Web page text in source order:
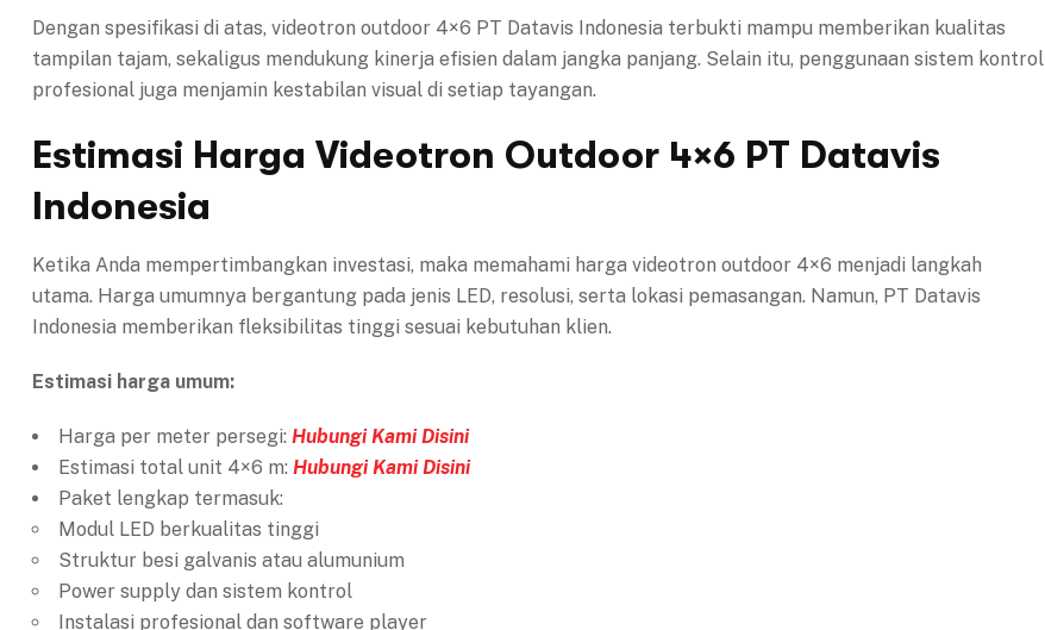
Dengan spesifikasi di atas, videotron outdoor 4×6 PT Datavis Indonesia terbukti mampu memberikan kualitas
tampilan tajam, sekaligus mendukung kinerja efisien dalam jangka panjang. Selain itu, penggunaan sistem kontrol
profesional juga menjamin kestabilan visual di setiap tayangan.
Estimasi Harga Videotron Outdoor 4×6 PT Datavis
Indonesia
Ketika Anda mempertimbangkan investasi, maka memahami harga videotron outdoor 4×6 menjadi langkah
utama. Harga umumnya bergantung pada jenis LED, resolusi, serta lokasi pemasangan. Namun, PT Datavis
Indonesia memberikan fleksibilitas tinggi sesuai kebutuhan klien.
Estimasi harga umum:
Harga per meter persegi: Hubungi Kami Disini
Estimasi total unit 4×6 m: Hubungi Kami Disini
Paket lengkap termasuk:
Modul LED berkualitas tinggi
Struktur besi galvanis atau alumunium
Power supply dan sistem kontrol
Instalasi profesional dan software player